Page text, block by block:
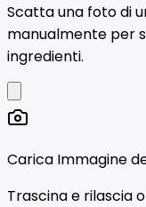
Scatta una foto di
manualmente per
ingredienti.
Carica Immagine
Trascina e rilascia